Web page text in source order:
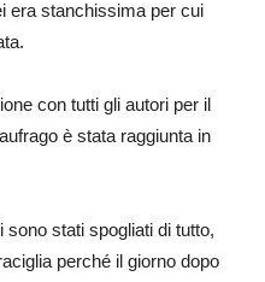
era stanchissima per cui
con tutti gli autori per il
è stata raggiunta in
sono stati spogliati di tutto,
perché il giorno dopo